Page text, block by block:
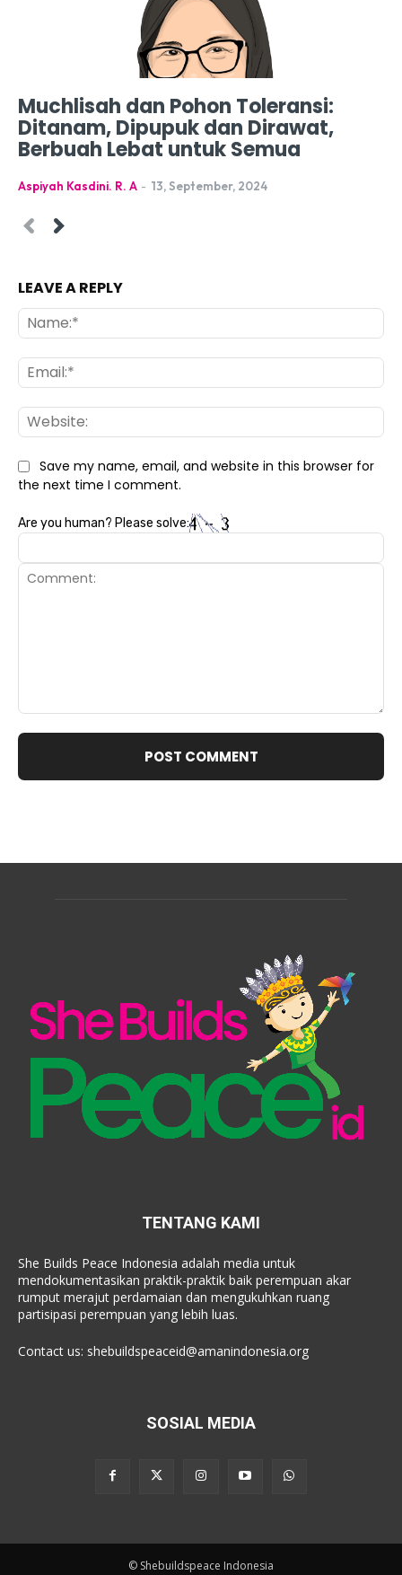
Muchlisah dan Pohon Toleransi:
Ditanam, Dipupuk dan Dirawat,
Berbuah Lebat untuk Semua
Aspiyah Kasdini. R. A - 13, September, 2024
LEAVE A REPLY
Save my name, email, and website in this browser for
the next time I comment.
Are you human? Please solve:
TENTANG KAMI
She Builds Peace Indonesia adalah media untuk
mendokumentasikan praktik-praktik baik perempuan akar
rumput merajut perdamaian dan mengukuhkan ruang
partisipasi perempuan yang lebih luas.
Contact us: shebuildspeaceid@amanindonesia.org
SOSIAL MEDIA
© Shebuildspeace Indonesia